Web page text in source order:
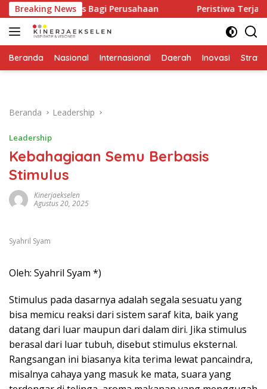
Langsung
ke
konten
Breaking News
Keras Bagi Perusahaan Peristiwa Terjadi
Beranda Nasional Internasional Daerah Inovasi
Beranda Leadership
Leadership
Kebahagiaan Semu Berbasis
Stimulus
Kinerjaekselen
Agustus 20, 2025
Syahril Syam
Oleh: Syahril Syam *)
Stimulus pada dasarnya adalah segala sesuatu yang
bisa memicu reaksi dari sistem saraf kita, baik yang
datang dari luar maupun dari dalam diri. Jika stimulus
berasal dari luar tubuh, disebut stimulus eksternal.
Rangsangan ini biasanya kita terima lewat pancaindra,
misalnya cahaya yang masuk ke mata, suara yang